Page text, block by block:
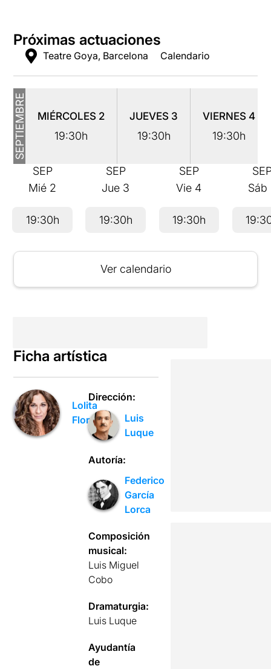
Próximas actuaciones
Teatre Goya, Barcelona Calendario
SEPTIEMBRE MIÉRCOLES 2
19:30h
JUEVES 3
19:30h
VIERNES4
19:30h
SEP
Mié 2
19:30h
SEP
Jue 3
19:30h
SEP
Vie 4
19:30h
Sáb
Ver calendario
Ficha artística
Lolita
Flores
Dirección:
Luis
Luque
Autoría:
Federico
García
Lorca
Composición
musical:
Luis Miguel
Cobo
Dramaturgia:
Luis Luque
Ayudantía
de